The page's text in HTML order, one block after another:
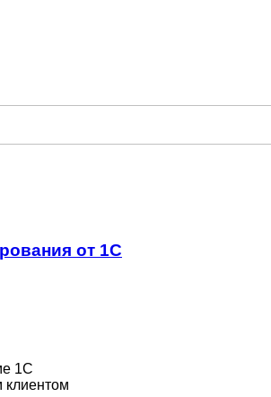
от 1С
1С
клиентом